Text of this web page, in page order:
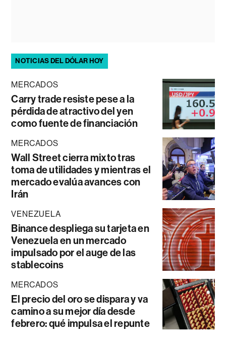
NOTICIAS DEL DÓLAR HOY
MERCADOS
Carry trade resiste pese a la
pérdida de atractivo del yen
como fuente de financiación
MERCADOS
Wall Street cierra mixto tras
toma de utilidades y mientras el
mercado evalúa avances con
Irán
VENEZUELA
Binance despliega su tarjeta en
Venezuela en un mercado
impulsado por el auge de las
stablecoins
MERCADOS
El precio del oro se dispara y va
camino a su mejor día desde
febrero: qué impulsa el repunte